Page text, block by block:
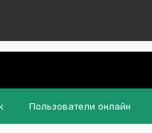
Пользователи онлайн